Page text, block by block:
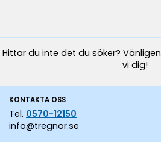
Hittar du inte det du söker? Vänligen
vi dig!
KONTAKTA OSS
Tel. 0570-12150
info@tregnor.se